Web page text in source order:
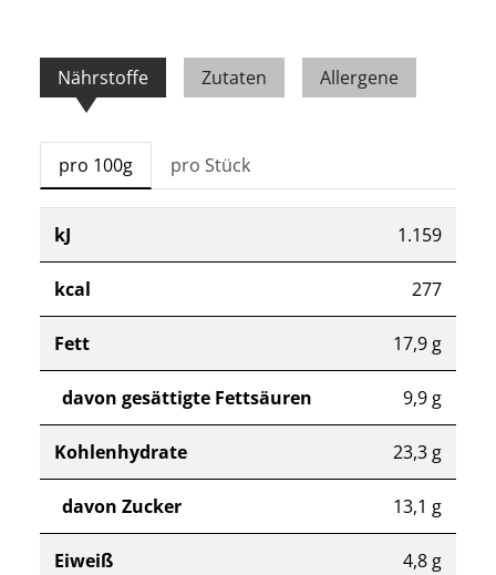
Nährstoffe Zutaten Allergene
pro 100g pro Stück
kJ 1.159
kcal 277
Fett 17,9 g
davon gesättigte Fettsäuren 9,9 g
Kohlenhydrate 23,3 g
davon Zucker 13,1 g
Eiweiß 4,8 g